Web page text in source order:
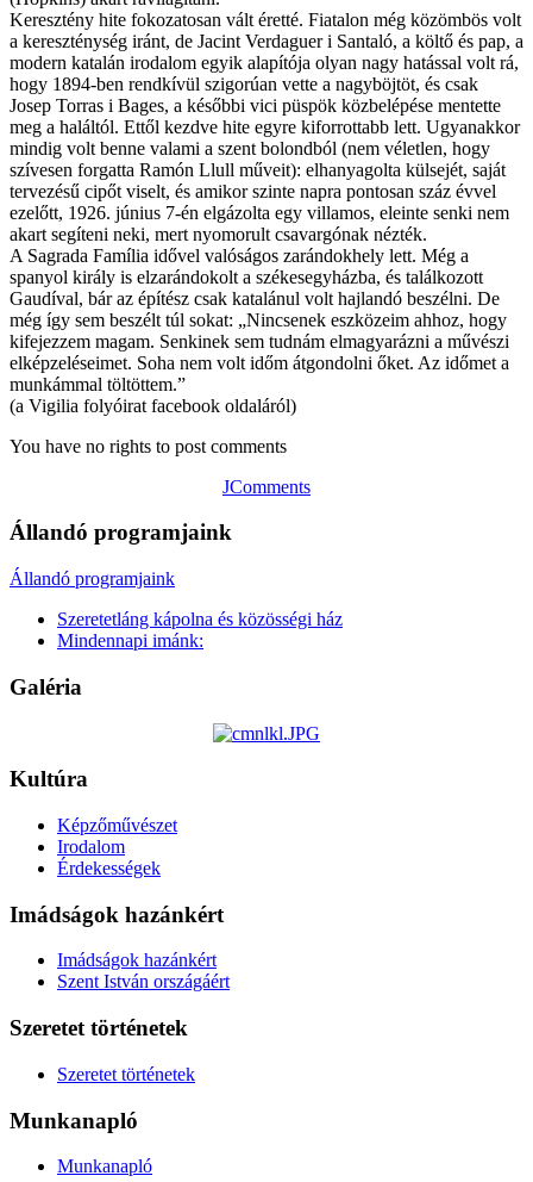
Keresztény hite fokozatosan vált éretté. Fiatalon még közömbös volt
a kereszténység iránt, de Jacint Verdaguer i Santaló, a költő és pap, a
modern katalán irodalom egyik alapítója olyan nagy hatással volt rá,
hogy 1894-ben rendkívül szigorúan vette a nagyböjtöt, és csak
Josep Torras i Bages, a későbbi vici püspök közbelépése mentette
meg a haláltól. Ettől kezdve hite egyre kiforrottabb lett. Ugyanakkor
mindig volt benne valami a szent bolondból (nem véletlen, hogy
szívesen forgatta Ramón Llull műveit): elhanyagolta külsejét, saját
tervezésű cipőt viselt, és amikor szinte napra pontosan száz évvel
ezelőtt, 1926. június 7-én elgázolta egy villamos, eleinte senki nem
akart segíteni neki, mert nyomorult csavargónak nézték.
A Sagrada Família idővel valóságos zarándokhely lett. Még a
spanyol király is elzarándokolt a székesegyházba, és találkozott
Gaudíval, bár az építész csak katalánul volt hajlandó beszélni. De
még így sem beszélt túl sokat: „Nincsenek eszközeim ahhoz, hogy
kifejezzem magam. Senkinek sem tudnám elmagyarázni a művészi
elképzeléseimet. Soha nem volt időm átgondolni őket. Az időmet a
munkámmal töltöttem.”
(a Vigilia folyóirat facebook oldaláról)
You have no rights to post comments
JComments
Állandó programjaink
Állandó programjaink
Szeretetláng kápolna és közösségi ház
Mindennapi imánk:
Galéria
Kultúra
Képzőművészet
Irodalom
Érdekességek
Imádságok hazánkért
Imádságok hazánkért
Szent István országáért
Szeretet történetek
Szeretet történetek
Munkanapló
Munkanapló